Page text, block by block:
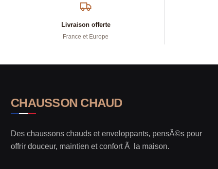
Livraison offerte
France et Europe
CHAUSSON CHAUD
Des chaussons chauds et enveloppants, pensÃ©s pour
offrir douceur, maintien et confort Ã la maison.